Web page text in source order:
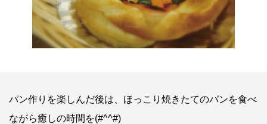
パン作りを楽しんだ後は、ほっこり焼きたてのパンを食べ
ながら癒しの時間を(#^^#)